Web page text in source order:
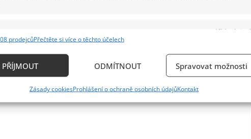
Vždy aktivní
zařízení na základě automaticky přenášených informací.
aktivně požadovaných informací.
prodejcůPřečtěte si více o těchto účelech
PŘÍJMOUT ODMÍTNOUT Spravovat možnosti
Zásady cookiesProhlášení o ochraně osobních údajůKontakt